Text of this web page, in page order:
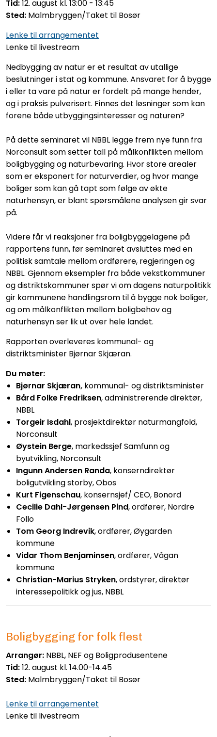
Tid:12. august kl. 13:00 - 13:45
Sted: Malmbryggen/Taket til Bosør
Lenke til arrangementet
Lenke til livestream
Nedbygging av natur er et resultat av utallige
beslutninger i stat og kommune. Ansvaret for å bygge
i eller ta vare på natur er fordelt på mange hender,
og i praksis pulverisert. Finnes det løsninger som kan
forene både utbyggingsinteresser og naturen?
På dette seminaret vil NBBL legge frem nye funn fra
Norconsult som setter tall på målkonflikten mellom
boligbygging og naturbevaring. Hvor store arealer
som er eksponert for naturverdier, og hvor mange
boliger som kan gå tapt som følge av økte
naturhensyn, er blant spørsmålene analysen gir svar
på.
Videre får vi reaksjoner fra boligbyggelagene på
rapportens funn, før seminaret avsluttes med en
politisk samtale mellom ordførere, regjeringen og
NBBL. Gjennom eksempler fra både vekstkommuner
og distriktskommuner spør vi om dagens naturpolitikk
gir kommunene handlingsrom til å bygge nok boliger,
og om målkonflikten mellom boligbehov og
naturhensyn ser lik ut over hele landet.
Rapporten overleveres kommunal- og
distriktsminister Bjørnar Skjæran.
Du møter:
Bjørnar Skjæran,kommunal- og distriktsminister
Bård Folke Fredriksen, administrerende direktør,
NBBL
Torgeir Isdahl, prosjektdirektør naturmangfold,
Norconsult
Øystein Berge, markedssjef Samfunn og
byutvikling, Norconsult
Ingunn Andersen Randa, konserndirektør
boligutvikling storby, Obos
Kurt Figenschau, konsernsjef/ CEO, Bonord
Cecilie Dahl-Jørgensen Pind, ordfører, Nordre
Follo
Tom Georg Indrevik, ordfører, Øygarden
kommune
Vidar Thom Benjaminsen, ordfører, Vågan
kommune
Christian-Marius Stryken, ordstyrer, direktør
interessepolitikk og jus, NBBL
Boligbygging for folk flest
Arrangør: NBBL, NEF og Boligprodusentene
Tid:12. august kl. 14.00-14.45
Sted: Malmbryggen/Taket til Bosør
Lenke til arrangementet
Lenke til livestream